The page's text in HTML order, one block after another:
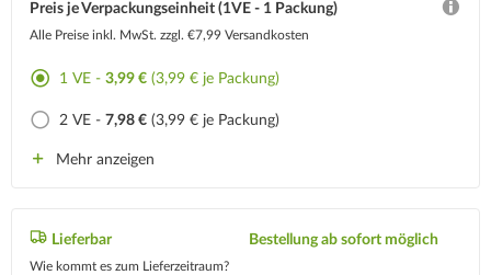
Preis je Verpackungseinheit (1VE - 1 Packung)
Alle Preise inkl. MwSt. zzgl. €7,99 Versandkosten
1 VE - 3,99 € (3,99 € je Packung)
2 VE - 7,98 € (3,99 € je Packung)
Mehr anzeigen
Lieferbar
Wie kommt es zum Lieferzeitraum?
Bestellung ab sofort möglich